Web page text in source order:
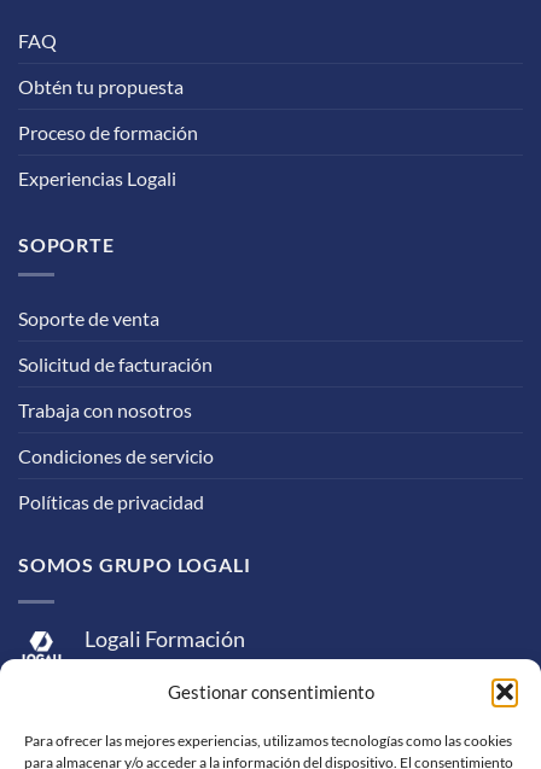
Gestionar consentimiento
Para ofrecer las mejores experiencias, utilizamos tecnologías como las cookies
para almacenar y/o acceder a la información del dispositivo. El consentimiento
FAQ
Obtén tu propuesta
Proceso de formación
Experiencias Logali
SOPORTE
Soporte de venta
Solicitud de facturación
Trabaja con nosotros
Condiciones de servicio
Políticas de privacidad
SOMOS GRUPO LOGALI
Logali Formación
Logali Consultoría
Logali Ingeniería